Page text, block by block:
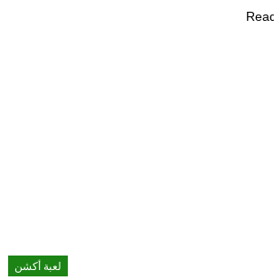
لعبة أكشن